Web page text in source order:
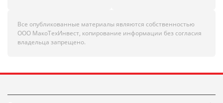
Все опубликованные материалы являются собственностью
ООО МакоТехИнвест, копирование информации без согласия
владельца запрещено.